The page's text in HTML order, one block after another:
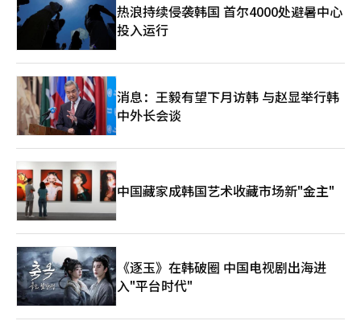
热浪持续侵袭韩国 首尔4000处避暑中心
投入运行
消息：王毅有望下月访韩 与赵显举行韩
中外长会谈
中国藏家成韩国艺术收藏市场新"金主"
《逐玉》在韩破圈 中国电视剧出海进
入"平台时代"